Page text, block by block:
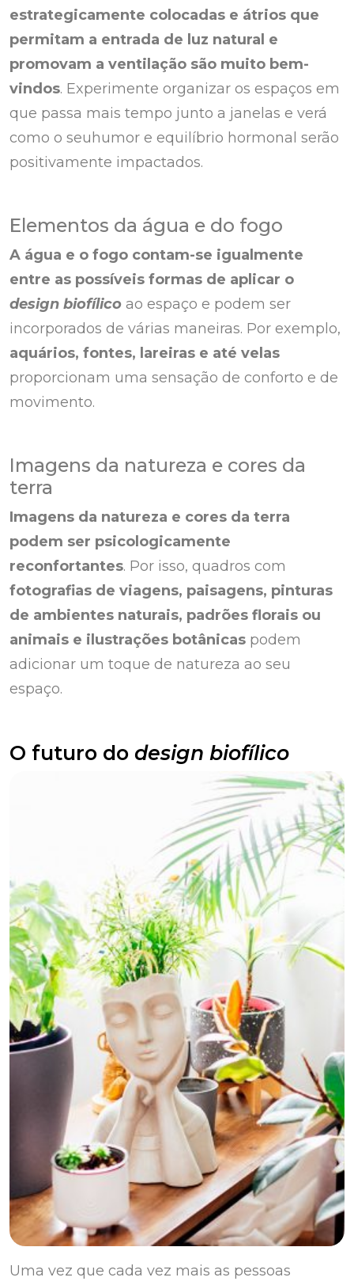
estrategicamente colocadas e átrios que
permitam a entrada de luz natural e
promovam a ventilação são muito bem-
vindos. Experimente organizar os espaços em
que passa mais tempo junto a janelas e verá
como o seuhumor e equilíbrio hormonal serão
positivamente impactados.
Elementos da água e do fogo
A água e o fogo contam-se igualmente
entre as possíveis formas de aplicar o
design biofílico ao espaço e podem ser
incorporados de várias maneiras. Por exemplo,
aquários, fontes, lareiras e até velas
proporcionam uma sensação de conforto e de
movimento.
Imagens da natureza e cores da
terra
Imagens da natureza e cores da terra
podem ser psicologicamente
reconfortantes. Por isso, quadros com
fotografias de viagens, paisagens, pinturas
de ambientes naturais, padrões florais ou
animais e ilustrações botânicas podem
adicionar um toque de natureza ao seu
espaço.
O futuro do design biofílico
Uma vez que cada vez mais as pessoas